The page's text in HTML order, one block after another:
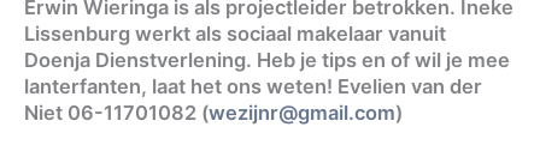
Erwin Wieringa is als projectleider betrokken. Ineke
Lissenburg werkt als sociaal makelaar vanuit
Doenja Dienstverlening. Heb je tips en of wil je mee
lanterfanten, laat het ons weten! Evelien van der
Niet 06-11701082 (wezijnr@gmail.com)